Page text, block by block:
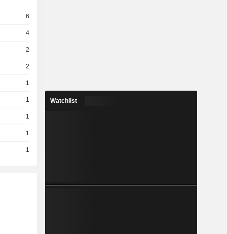
6
4
2
2
1
1
1
1
1
Watchlist